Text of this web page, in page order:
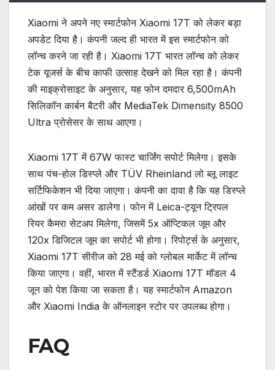
Xiaomi ने अपने नए स्मार्टफोन Xiaomi 17T को लेकर बड़ा
अपडेट दिया है। कंपनी जल्द ही भारत में इस स्मार्टफोन को
लॉन्च करने जा रही है। Xiaomi 17T भारत लॉन्च को लेकर
टेक यूजर्स के बीच काफी उत्साह देखने को मिल रहा है। कंपनी
की माइक्रोसाइट के अनुसार, यह फोन दमदार 6,500mAh
सिलिकॉन कार्बन बैटरी और MediaTek Dimensity 8500
Ultra प्रोसेसर के साथ आएगा।
Xiaomi 17T में 67W फास्ट चार्जिंग सपोर्ट मिलेगा। इसके
साथ पंच-होल डिस्प्ले और TÜV Rheinland लो ब्लू लाइट
सर्टिफिकेशन भी दिया जाएगा। कंपनी का दावा है कि यह डिस्प्ले
आंखों पर कम असर डालेगा। फोन में Leica-ट्यून ट्रिपल
रियर कैमरा सेटअप मिलेगा, जिसमें 5x ऑप्टिकल जूम और
120x डिजिटल जूम का सपोर्ट भी होगा। रिपोर्ट्स के अनुसार,
Xiaomi 17T सीरीज को 28 मई को ग्लोबल मार्केट में लॉन्च
किया जाएगा। वहीं, भारत में स्टैंडर्ड Xiaomi 17T मॉडल 4
जून को पेश किया जा सकता है। यह स्मार्टफोन Amazon
और Xiaomi India के ऑनलाइन स्टोर पर उपलब्ध होगा।
FAQ